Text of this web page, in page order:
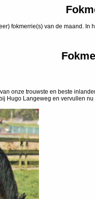
fokmerrie(s) van de maand.
onze trouwste en beste
Hugo Langeweg en vervullen